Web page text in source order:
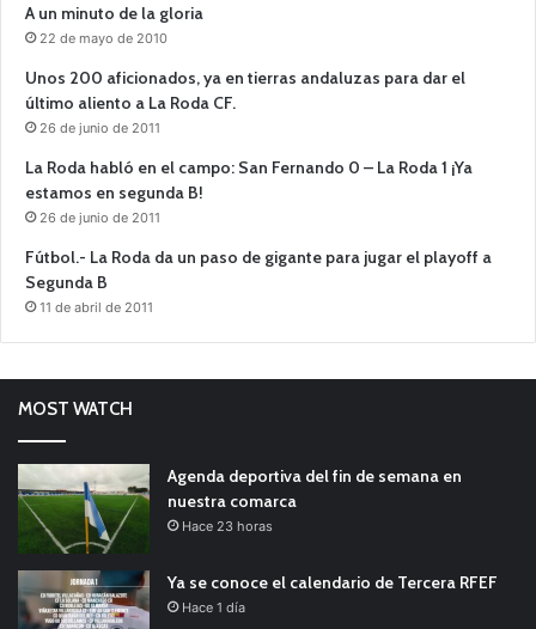
A un minuto de la gloria
22 de mayo de 2010
Unos 200 aficionados, ya en tierras andaluzas para dar el
último aliento a La Roda CF.
26 de junio de 2011
La Roda habló en el campo: San Fernando 0 – La Roda 1 ¡Ya
estamos en segunda B!
26 de junio de 2011
Fútbol.- La Roda da un paso de gigante para jugar el playoff a
Segunda B
11 de abril de 2011
MOST WATCH
Agenda deportiva del fin de semana en
nuestra comarca
Hace 23 horas
Ya se conoce el calendario de Tercera RFEF
Hace 1 día